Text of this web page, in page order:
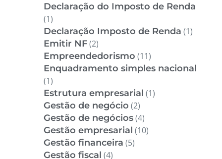
Declaração do Imposto de Renda
(1)
Declaração Imposto de Renda (1)
Emitir NF(2)
Empreendedorismo (11)
Enquadramento simples nacional
(1)
Estrutura empresarial (1)
Gestão de negócio (2)
Gestão de negócios(4)
Gestão empresarial (10)
Gestão financeira (5)
Gestão fiscal (4)